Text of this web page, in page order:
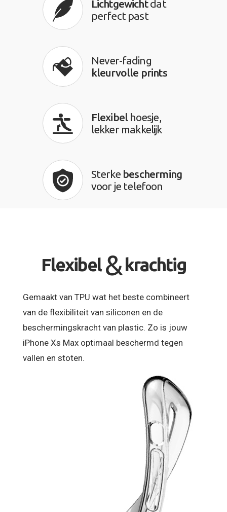
Lichtgewichtdat
perfect past
Never-fading
kleurvolle prints
Flexibel hoesje,
lekker makkelijk
Sterke bescherming
voor je telefoon
Flexibel & krachtig
Gemaakt van TPU wat het beste combineert
van de flexibiliteit van siliconen en de
beschermingskracht van plastic. Zo is jouw
iPhone Xs Max optimaal beschermd tegen
vallen en stoten.